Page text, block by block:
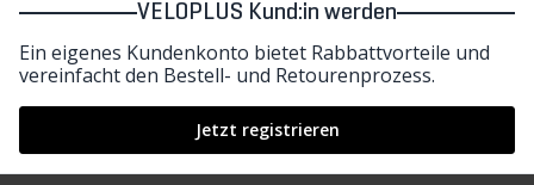
VELOPLUS Kund:in werden
Ein eigenes Kundenkonto bietet Rabbattvorteile und
vereinfacht den Bestell- und Retourenprozess.
Jetzt registrieren